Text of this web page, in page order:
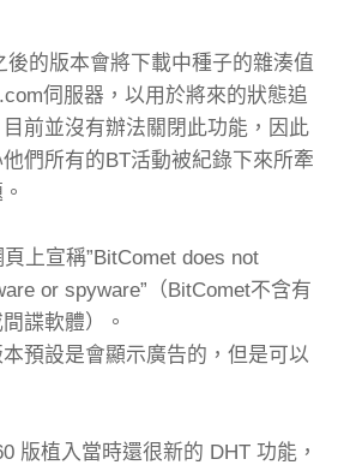
後的版本會將下載中種子的雜湊值
伺服器，以用於將來的狀態追
前並沒有辦法關閉此功能，因此
們所有的BT活動被紀錄下來所牽
上宣稱”BitComet does not
or spyware”（BitComet不含有
諜軟體）。
預設是會顯示廣告的，但是可以
版植入當時還很新的 DHT 功能，